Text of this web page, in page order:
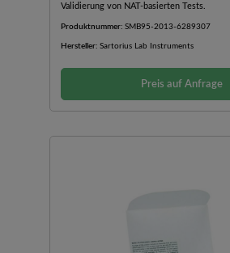
Validierung von NAT-basierten Tests.
Produktnummer: SMB95-2013-6289307
Hersteller: Sartorius Lab Instruments
Preis auf Anfrage